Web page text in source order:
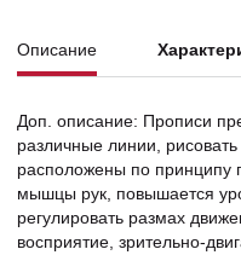
Описание
Доп. описание: Прописи
различные линии,
расположены по принципу
мышцы рук, повышается
регулировать размах
восприятие, зрительно-